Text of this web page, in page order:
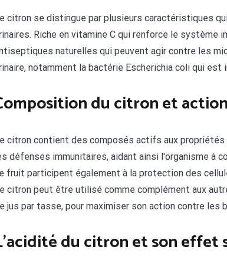
citron se distingue par plusieurs caractéristiques
Riche en vitamine C qui renforce le système
naturelles qui peuvent agir contre les
notamment la bactérie Escherichia coli qui est
du citron et
citron contient des composés actifs aux
défenses immunitaires, aidant ainsi l'organisme à
fruit participent également à la protection des
citron peut être utilisé comme complément aux
jus par tasse, pour maximiser son action contre
du citron et son effet